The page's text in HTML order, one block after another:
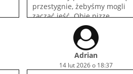
przestygnie, żebyśmy mogli
zacząć jeść. Obie pizzę
absolutnie wspaniałe,
nieoczywiste połączenia
smakowe. Bardzo smacznie, na
pewno wrócimy!Adrian
14 lut 2026 o 18:37